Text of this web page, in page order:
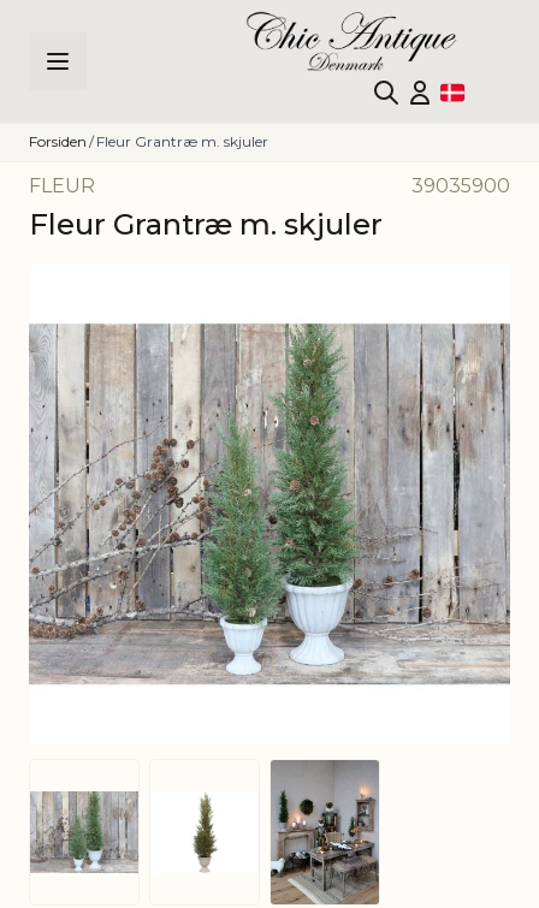
Forsiden / Fleur Grantræ m. skjuler
FLEUR 39035900
Fleur Grantræ m. skjuler
View larger imageView larger image
View larger image